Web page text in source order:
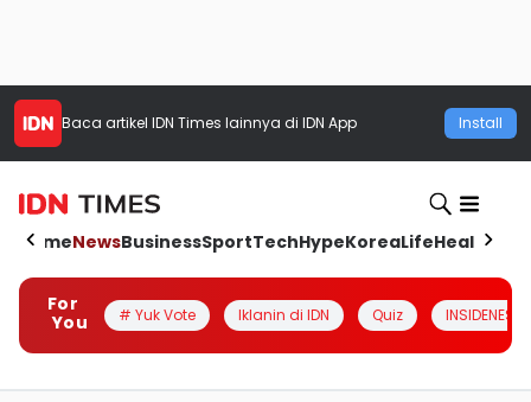
Baca artikel IDN Times lainnya di IDN App Install
HomeNewsBusinessSportTechHypeKoreaLifeHealth
For
You
# Yuk Vote Iklanin di IDN Quiz INSIDENESIA